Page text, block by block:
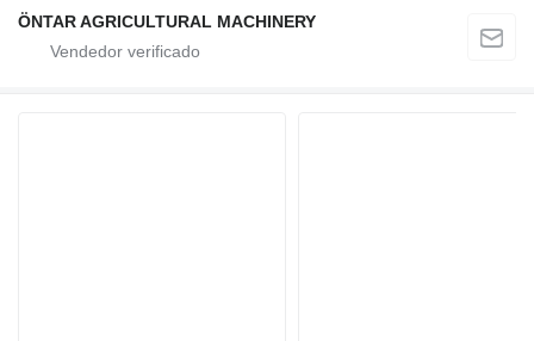
ÖNTAR AGRICULTURAL MACHINERY